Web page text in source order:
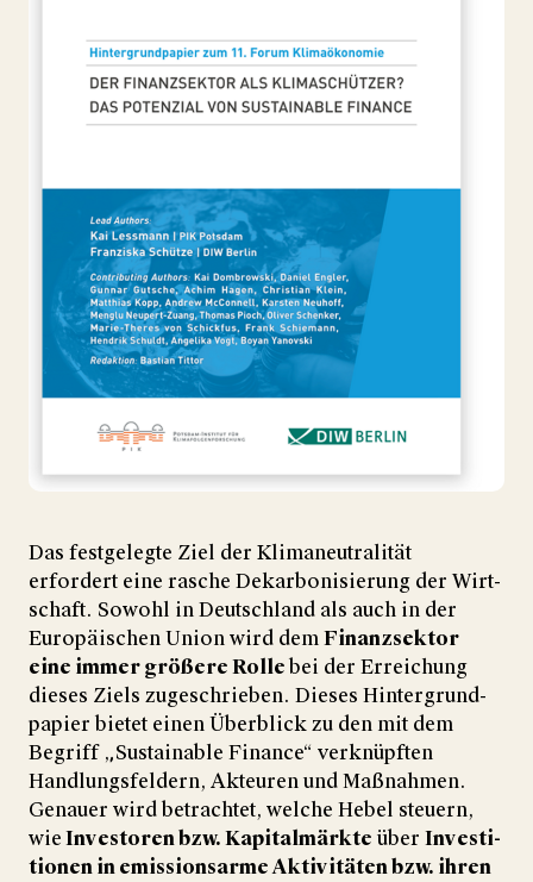
Das festgelegte Ziel der Klima­neutralität
erfordert eine rasche De­karbo­ni­sierung der Wirt­
schaft. Sowohl in Deutsch­land als auch in der
Euro­päi­schen Union wird demFinanz­sektor
eine immer größere Rollebei der Erreichung
dieses Ziels zugeschrieben. Dieses Hinter­grund­
papier bietet einen Über­blick zu den mit dem
Begriff „Sustainable Finance“ verknüpften
Handlungs­feldern, Akteuren und Maß­nahmen.
Genauer wird betrachtet, welche Hebel steuern,
wieInves­toren bzw. Kapital­märkte über Inves­ti­
tionen in emissions­arme Akti­vi­täten bzw. ihren